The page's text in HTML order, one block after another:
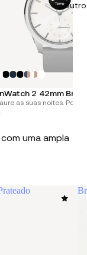
as suas noites.
uma ampla